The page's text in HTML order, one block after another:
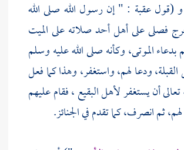
و (قولعقبة : " إن رسول الله صلى الله
فصلى على أهلأحدصلاته على الميت
الموتى، وكأنه صلى الله عليه وسلم
ودعا لهم، واستغفر، وهذا كما فعل
أن يستغفر لأهلالبقيع، فقام عليهم
ثم انصرف، كما تقدم في الجنائز.